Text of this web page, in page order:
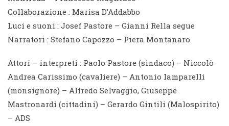
Collaborazione : Marisa D’Addabbo
Luci e suoni : Josef Pastore – Gianni Rella segue
Narratori : Stefano Capozzo – Piera Montanaro
Attori – interpreti : Paolo Pastore (sindaco) – Niccolò
Andrea Carissimo (cavaliere) – Antonio Iamparelli
(monsignore) – Alfredo Selvaggio, Giuseppe
Mastronardi (cittadini) – Gerardo Gintili (Malospirito)
– ADS